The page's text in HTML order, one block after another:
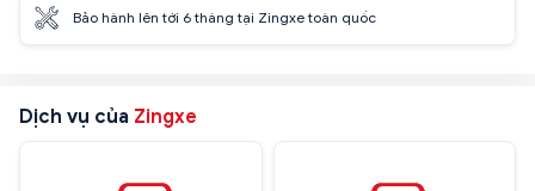
Bảo hành lên tới 6 tháng tại Zingxe toàn quốc
Dịch vụ của Zingxe